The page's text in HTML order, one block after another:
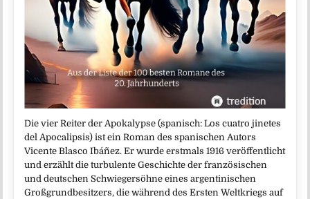
Die vier Reiter der Apokalypse (spanisch: Los cuatro jinetes
del Apocalipsis) ist ein Roman des spanischen Autors
Vicente Blasco Ibáñez. Er wurde erstmals 1916 veröffentlicht
und erzählt die turbulente Geschichte der französischen
und deutschen Schwiegersöhne eines argentinischen
Großgrundbesitzers, die während des Ersten Weltkriegs auf